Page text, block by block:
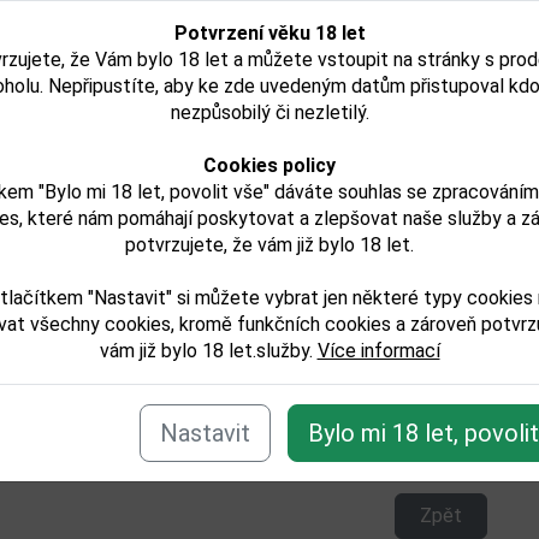
Potvrzení věku 18 let
že Vám bylo 18 let a můžete vstoupit na stránky s
Nepřipustíte, aby ke zde uvedeným datům přistupoval
nezpůsobilý či nezletilý.
Cookies policy
"Bylo mi 18 let, povolit vše" dáváte souhlas se
které nám pomáhají poskytovat a zlepšovat naše služby a
potvrzujete, že vám již bylo 18 let.
"Nastavit" si můžete vybrat jen některé typy cookies
všechny cookies, kromě funkčních cookies a zároveň
vám již bylo 18 let.služby. Více informací
Nastavit Bylo mi 18 let,
The Best of 1975
14 199,00 Kč
Není skladem
Dictador Jerarquia
1991 0,7l 41%
5 817,00 Kč
Není skladem
zařazeno v těchto kategoriích:
Zpět